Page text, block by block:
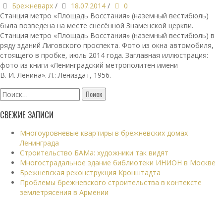
Брежневарх / 18.07.2014 /
0
Станция метро «Площадь Восстания» (наземный вестибюль)
была возведена на месте снесённой Знаменской церкви.
Станция метро «Площадь Восстания» (наземный вестибюль) в
ряду зданий Лиговского проспекта. Фото из окна автомобиля,
стоящего в пробке, июль 2014 года. Заглавная иллюстрация:
фото из книги «Ленинградский метрополитен имени
В. И. Ленина». Л.: Лениздат, 1956.
Найти:
СВЕЖИЕ ЗАПИСИ
Многоуровневые квартиры в брежневских домах
Ленинграда
Строительство БАМа: художники так видят
Многострадальное здание библиотеки ИНИОН в Москве
Брежневская реконструкция Кронштадта
Проблемы брежневского строительства в контексте
землетрясения в Армении